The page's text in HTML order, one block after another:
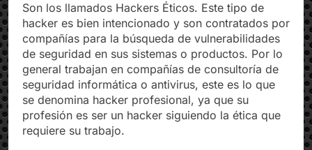
Son los llamados Hackers Éticos. Este tipo de
hacker es bien intencionado y son contratados por
compañías para la búsqueda de vulnerabilidades
de seguridad en sus sistemas o productos. Por lo
general trabajan en compañías de consultoría de
seguridad informática o antivirus, este es lo que
se denomina hacker profesional, ya que su
profesión es ser un hacker siguiendo la ética que
requiere su trabajo.